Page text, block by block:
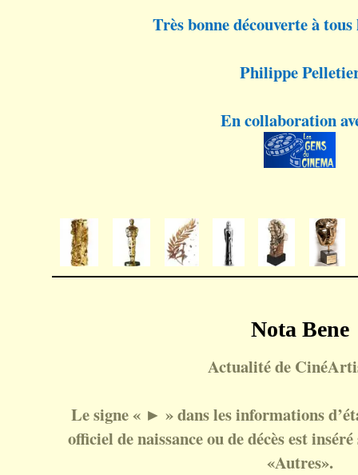
Très bonne découverte à
Philippe
En collaboration
Nota Bene
Actualité de
Le signe « ► » dans les informations
officiel de naissance ou de décès est
«Autres».